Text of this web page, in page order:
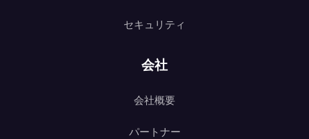
セキュリティ
会社
会社概要
パートナー